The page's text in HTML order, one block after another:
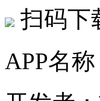
扫码下
APP名